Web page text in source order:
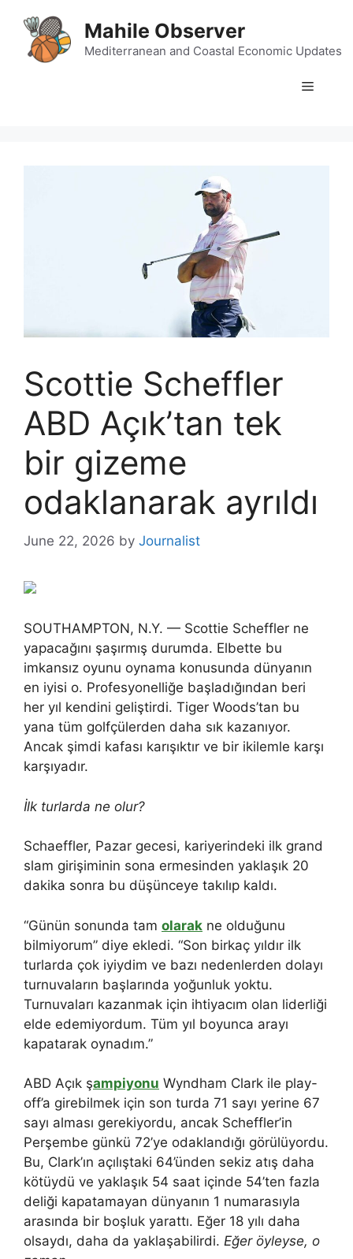
content
Mahile Observer
Mediterranean and Coastal Economic Updates
Menu
Scottie Scheffler
ABD Açık’tan tek
bir gizeme
odaklanarak ayrıldı
June 22, 2026 by Journalist
SOUTHAMPTON, N.Y. — Scottie Scheffler ne
yapacağını şaşırmış durumda. Elbette bu
imkansız oyunu oynama konusunda dünyanın
en iyisi o. Profesyonelliğe başladığından beri
her yıl kendini geliştirdi. Tiger Woods’tan bu
yana tüm golfçülerden daha sık kazanıyor.
Ancak şimdi kafası karışıktır ve bir ikilemle karşı
karşıyadır.
İlk turlarda ne olur?
Schaeffler, Pazar gecesi, kariyerindeki ilk grand
slam girişiminin sona ermesinden yaklaşık 20
dakika sonra bu düşünceye takılıp kaldı.
“Günün sonunda tam olarak ne olduğunu
bilmiyorum” diye ekledi. “Son birkaç yıldır ilk
turlarda çok iyiydim ve bazı nedenlerden dolayı
turnuvaların başlarında yoğunluk yoktu.
Turnuvaları kazanmak için ihtiyacım olan liderliği
elde edemiyordum. Tüm yıl boyunca arayı
kapatarak oynadım.”
ABD Açık şampiyonu Wyndham Clark ile play-
off’a girebilmek için son turda 71 sayı yerine 67
sayı alması gerekiyordu, ancak Scheffler’in
Perşembe günkü 72’ye odaklandığı görülüyordu.
Bu, Clark’ın açılıştaki 64’ünden sekiz atış daha
kötüydü ve yaklaşık 54 saat içinde 54’ten fazla
deliği kapatamayan dünyanın 1 numarasıyla
arasında bir boşluk yarattı. Eğer 18 yılı daha
olsaydı, daha da yaklaşabilirdi. Eğer öyleyse, o